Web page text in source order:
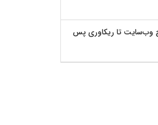
وب‌سایت تا ریکاوری پس